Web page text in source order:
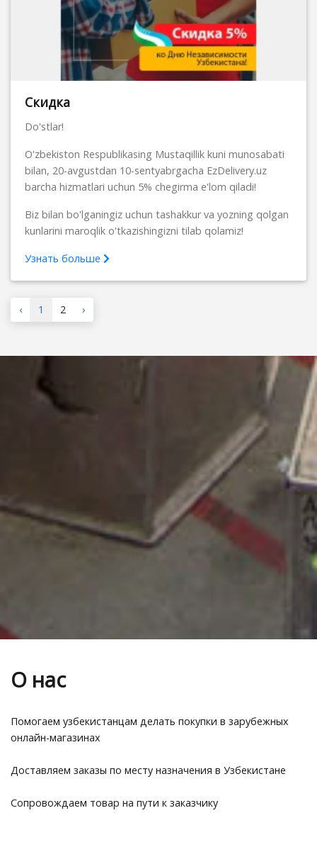
Скидка
Do'stlar!
O'zbekiston Respublikasing Mustaqillik kuni munosabati
bilan, 20-avgustdan 10-sentyabrgacha EzDelivery.uz
barcha hizmatlari uchun 5% chegirma e'lom qiladi!
Biz bilan bo'lganingiz uchun tashakkur va yozning qolgan
kunlarini maroqlik o'tkazishingizni tilab qolamiz!
Узнать больше
‹ 1 2 ›
О нас
Помогаем узбекистанцам делать покупки в зарубежных
онлайн-магазинах
Доставляем заказы по месту назначения в Узбекистане
Сопровождаем товар на пути к заказчику